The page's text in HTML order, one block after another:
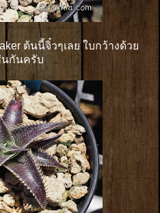
ต้นนี้จิ๋วๆเลย ใบกว้างด้วย
นกันครับ